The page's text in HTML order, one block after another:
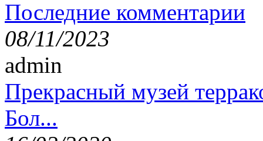
Последние комментарии
08/11/2023
admin
Прекрасный музей
Бол...